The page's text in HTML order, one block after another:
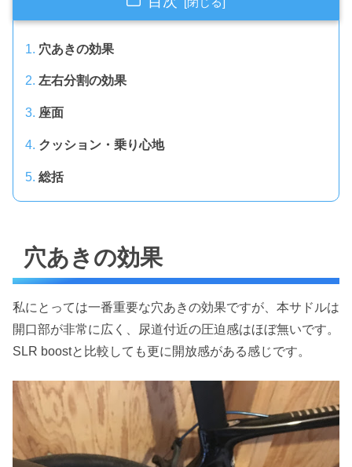
穴あきの効果
左右分割の効果
座面
クッション・乗り心地
総括
穴あきの効果
私にとっては一番重要な穴あきの効果ですが、本サドルは
開口部が非常に広く、尿道付近の圧迫感はほぼ無いです。
SLR boostと比較しても更に開放感がある感じです。